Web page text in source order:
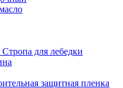
Стропа для лебедки